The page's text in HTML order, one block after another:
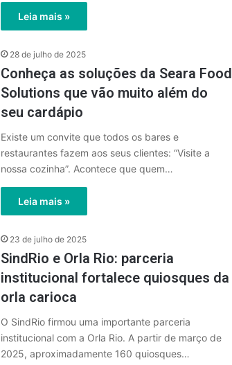
Leia mais »
28 de julho de 2025
Conheça as soluções da Seara Food
Solutions que vão muito além do
seu cardápio
Existe um convite que todos os bares e
restaurantes fazem aos seus clientes: “Visite a
nossa cozinha”. Acontece que quem…
Leia mais »
23 de julho de 2025
SindRio e Orla Rio: parceria
institucional fortalece quiosques da
orla carioca
O SindRio firmou uma importante parceria
institucional com a Orla Rio. A partir de março de
2025, aproximadamente 160 quiosques…